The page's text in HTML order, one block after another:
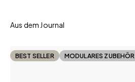
BEST SELLER MODULARES ZUBEHÖR